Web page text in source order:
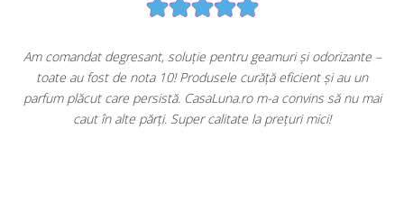
geamuri și odorizante –
curăță eficient și au un
m-a convins să nu mai
la prețuri mici!
Cumpăr frecvent de pe
mulțumită. Produsele sunt variate,
Săpunurile și detartranții sunt
ambalaj impecabil și un site